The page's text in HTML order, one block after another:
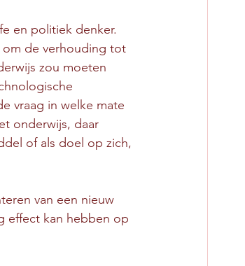
en politiek denker.
de verhouding tot
zou moeten
vraag in welke mate
onderwijs, daar
of als doel op zich,
van een nieuw
effect kan hebben op